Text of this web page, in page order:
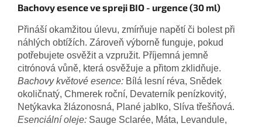
Bachovy esence ve spreji BIO - urgence (30 ml)
Přináší okamžitou úlevu, zmírňuje napětí či bolest při
náhlých obtížích. Zároveň výborně funguje, pokud
potřebujete osvěžit a vzpružit. Příjemná jemně
citrónová vůně, která osvěžuje a přitom zklidňuje.
Bachovy květové esence: Bílá lesní réva, Snědek
okoličnatý, Chmerek roční, Devaterník penízkovitý,
Netýkavka žlázonosná, Plané jablko, Slíva třešňová.
Esenciální oleje: Sauge Sclarée, Máta, Levandule,